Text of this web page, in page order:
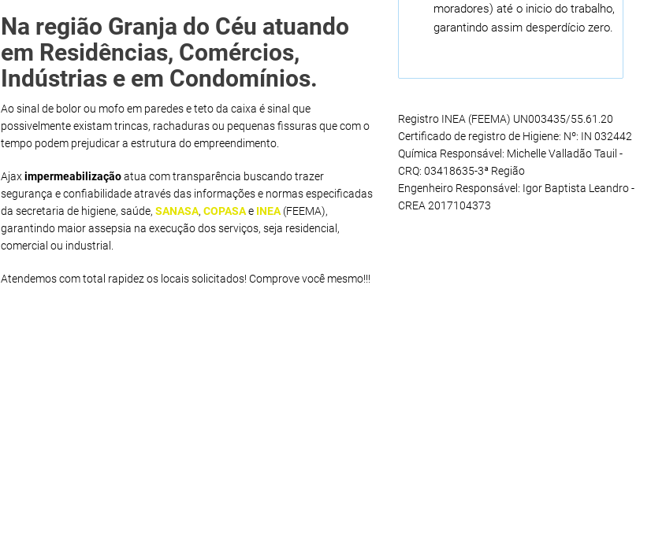
Na região Granja do Céu atuando
em Residências, Comércios,
Indústrias e em Condomínios.
Ao sinal de bolor ou mofo em paredes e teto da caixa é sinal que
possivelmente existam trincas, rachaduras ou pequenas fissuras que com o
tempo podem prejudicar a estrutura do empreendimento.
Ajaximpermeabilizaçãoatua com transparência buscando trazer
segurança e confiabilidade através das informações e normas especificadas
da secretaria de higiene, saúde, SANASA, COPASAe INEA(FEEMA),
garantindo maior assepsia na execução dos serviços, seja residencial,
comercial ou industrial.
Atendemos com total rapidez os locais solicitados! Comprove você mesmo!!!
moradores) até o inicio do trabalho,
garantindo assim desperdício zero.
Registro INEA (FEEMA) UN003435/55.61.20
Certificado de registro de Higiene: Nº: IN 032442
Química Responsável: Michelle Valladão Tauil -
CRQ: 03418635-3ª Região
Engenheiro Responsável: Igor Baptista Leandro -
CREA 2017104373